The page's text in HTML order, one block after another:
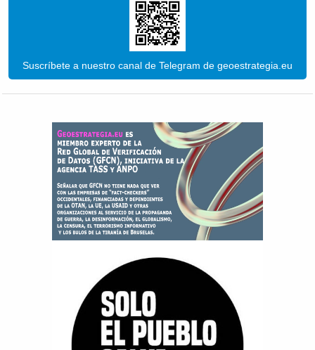
Suscríbete a nuestro canal de Telegram de geoestrategia.eu